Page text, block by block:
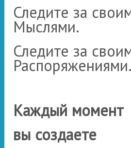
Следите за
Мыслями.
Следите за
Распоряжениями.
Каждый момент
вы создаете